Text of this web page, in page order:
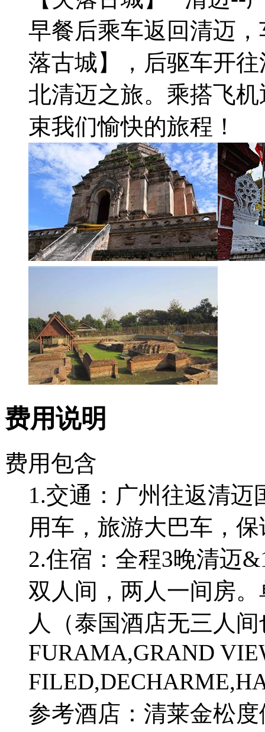
早餐后乘车返回清迈
落古城】，后驱车开
北清迈之旅。乘搭飞
束我们愉快的旅程！
费用说明
费用包含
1.交通：广州往返清
用车，旅游大巴车，
2.住宿：全程3晚清迈
双人间，两人一间房
人（泰国酒店无三人
FURAMA,GRAND
参考酒店：清莱金松